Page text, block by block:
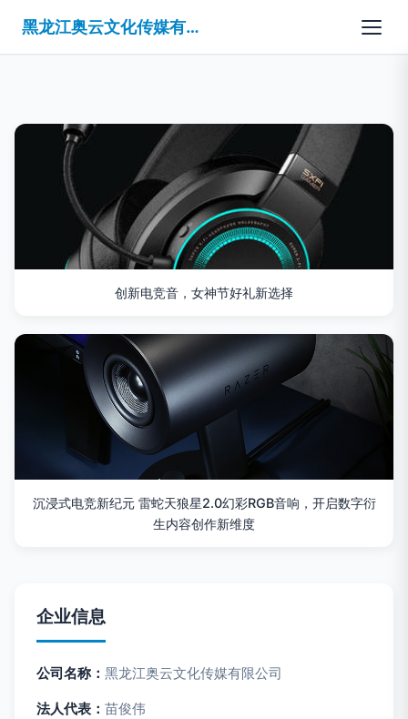
黑龙江奥云文化传媒有限公司
创新电竞音，女神节好礼新选择
沉浸式电竞新纪元 雷蛇天狼星2.0幻彩RGB音响，开启数字衍
生内容创作新维度
企业信息
公司名称： 黑龙江奥云文化传媒有限公司
法人代表： 苗俊伟